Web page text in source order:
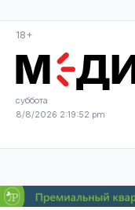
18+
суббота
8/8/2026 2:19:52 pm